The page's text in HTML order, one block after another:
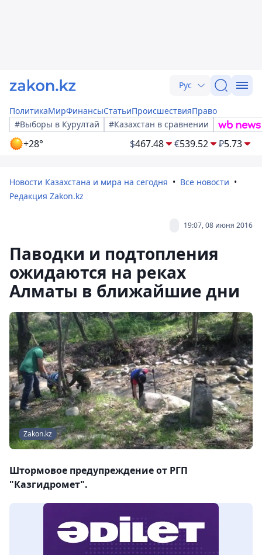
Рус
ПолитикаМирФинансыСтатьиПроисшествияПраво
#Выборы в Курултай
#Казахстан в сравнении
+28° $467.48 €539.52 ₽5.73
Новости Казахстана и мира на сегодня
Все новости
Редакция Zakon.kz
19:07, 08 июня 2016
Паводки и подтопления
ожидаются на реках
Алматы в ближайшие дни
Zakon.kz
Штормовое предупреждение от РГП
"Казгидромет".